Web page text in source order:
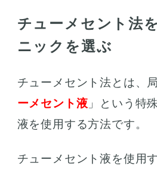
チューメセント法
ニックを選ぶ
チューメセント法とは、
ーメセント液 」という特
液を使用する方法です。
チューメセント液を使用